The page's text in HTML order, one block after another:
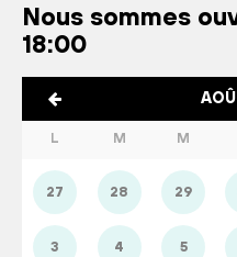
Nous sommes
18:00
L M M
27 28 29
3 4 5